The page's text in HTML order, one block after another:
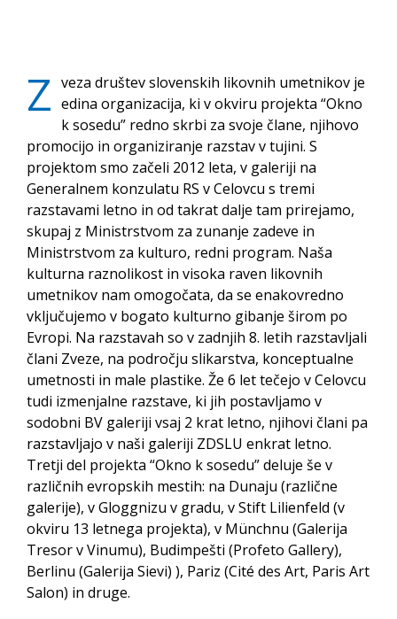
Z veza društev slovenskih likovnih umetnikov je
edina organizacija, ki v okviru projekta “Okno
k sosedu” redno skrbi za svoje člane, njihovo
promocijo in organiziranje razstav v tujini. S
projektom smo začeli 2012 leta, v galeriji na
Generalnem konzulatu RS v Celovcu s tremi
razstavami letno in od takrat dalje tam prirejamo,
skupaj z Ministrstvom za zunanje zadeve in
Ministrstvom za kulturo, redni program. Naša
kulturna raznolikost in visoka raven likovnih
umetnikov nam omogočata, da se enakovredno
vključujemo v bogato kulturno gibanje širom po
Evropi. Na razstavah so v zadnjih 8. letih razstavljali
člani Zveze, na področju slikarstva, konceptualne
umetnosti in male plastike. Že 6 let tečejo v Celovcu
tudi izmenjalne razstave, ki jih postavljamo v
sodobni BV galeriji vsaj 2 krat letno, njihovi člani pa
razstavljajo v naši galeriji ZDSLU enkrat letno.
Tretji del projekta “Okno k sosedu” deluje še v
različnih evropskih mestih: na Dunaju (različne
galerije), v Gloggnizu v gradu, v Stift Lilienfeld (v
okviru 13 letnega projekta), v Münchnu (Galerija
Tresor v Vinumu), Budimpešti (Profeto Gallery),
Berlinu (Galerija Sievi) ), Pariz (Cité des Art, Paris Art
Salon) in druge.